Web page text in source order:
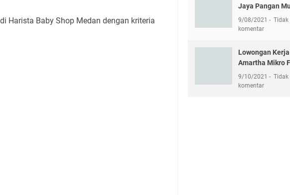
Harista Baby Shop Medan dengan kriteria
Jaya Pangan
9/08/2021
Tidak
komentar
Lowongan
Amartha Mikro
9/10/2021
Tidak
komentar